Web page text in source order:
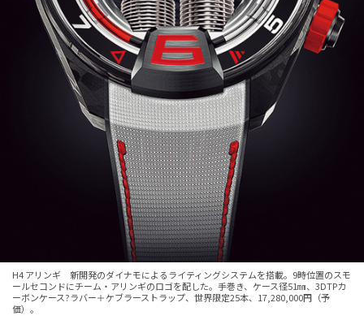
H4 アリンギ 新開発のダイナモによるライティングシステムを搭載。9時位置のスモ
ールセコンドにチーム・アリンギのロゴを配した。手巻き、ケース径51㎜、3DTPカ
ーボンケース?ラバー＋ケブラーストラップ、世界限定25本、17,280,000円（予
価）。